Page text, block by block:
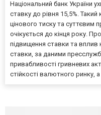
Національний банк України
ставку до рівня 15,5%.
цінового тиску та суттєвим
очікується до кінця року.
підвищення ставки та вплив
ставки, за даними
привабливості гривневих
стійкості валютного ринку, а